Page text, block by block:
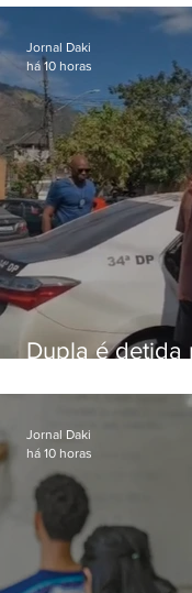
foragido
Dupla é detida
Bangu
Jornal Daki
há 10 horas
Jornal Daki
há 10 horas